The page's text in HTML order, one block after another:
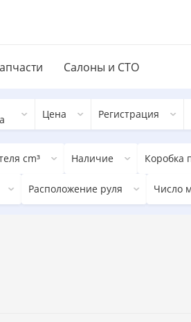
Салоны и СТО
Цена Регистрация
cm³ Наличие Коробка
Расположение руля Число